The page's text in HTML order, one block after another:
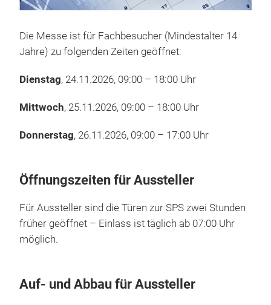
Die Messe ist für Fachbesucher (Mindestalter 14
Jahre) zu folgenden Zeiten geöffnet:
Dienstag, 24.11.2026, 09:00 – 18:00 Uhr
Mittwoch, 25.11.2026, 09:00 – 18:00 Uhr
Donnerstag, 26.11.2026, 09:00 – 17:00 Uhr
Öffnungszeiten für Aussteller
Für Aussteller sind die Türen zur SPS zwei Stunden
früher geöffnet – Einlass ist täglich ab 07:00 Uhr
möglich.
Auf- und Abbau für Aussteller